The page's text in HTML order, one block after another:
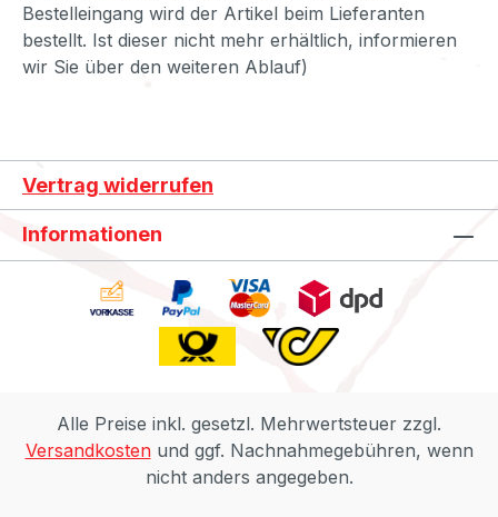
Bestelleingang wird der Artikel beim Lieferanten
bestellt. Ist dieser nicht mehr erhältlich, informieren
wir Sie über den weiteren Ablauf)
Vertrag widerrufen
Informationen
Alle Preise inkl. gesetzl. Mehrwertsteuer zzgl.
Versandkostenund ggf. Nachnahmegebühren, wenn
nicht anders angegeben.